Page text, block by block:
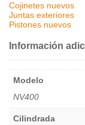
Cojinetes nuevos
Juntas exteriores
Pistones nuevos
Información
Modelo
NV400
Cilindrada